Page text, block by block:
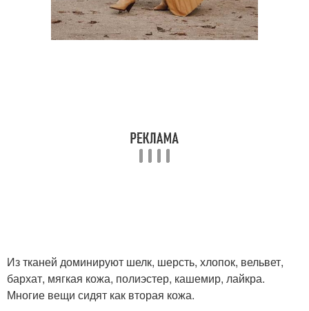
Из тканей доминируют шелк, шерсть, хлопок, вельвет,
бархат, мягкая кожа, полиэстер, кашемир, лайкра.
Многие вещи сидят как вторая кожа.